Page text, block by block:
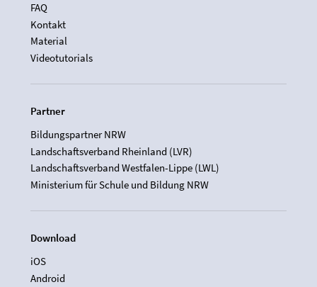
FAQ
Kontakt
Material
Videotutorials
Partner
Bildungspartner NRW
Landschaftsverband Rheinland (LVR)
Landschaftsverband Westfalen-Lippe (LWL)
Ministerium für Schule und Bildung NRW
Download
iOS
Android